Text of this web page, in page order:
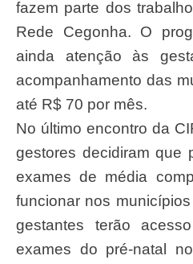
fazem parte dos
Rede Cegonha. O
ainda atenção às
acompanhamento das
até R$ 70 por mês.
No último encontro da
gestores decidiram que
exames de média
funcionar nos
gestantes terão
exames do pré-natal